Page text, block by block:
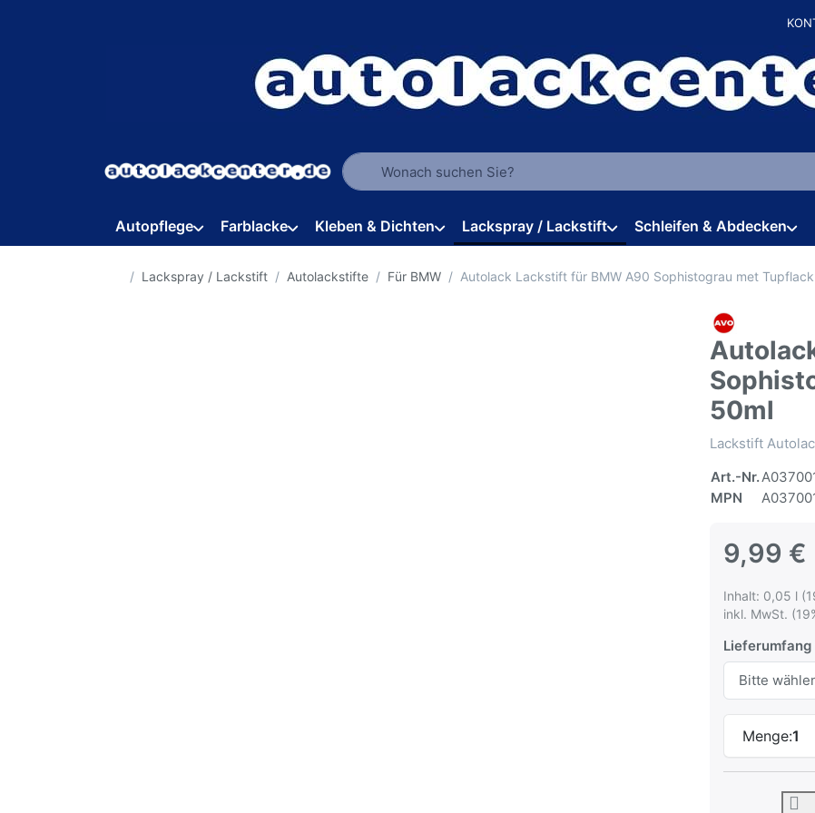
Geben Sie einen Suchbegriff ein. Während Sie tippen, erscheinen
Autopflege Farblacke Kleben & Dichten Lackspray / Lackstift Schleifen & Abdecken
Startseite
Lackspray / Lackstift Autolackstifte Für BMW Autolack Lackstift für BMW A90 Sophistograu met
50ml
Lackstift
Art.-Nr.
MPN
9,99 €
Inhalt: 0,05 l
inkl. MwSt.
Lieferumfang
Menge:1